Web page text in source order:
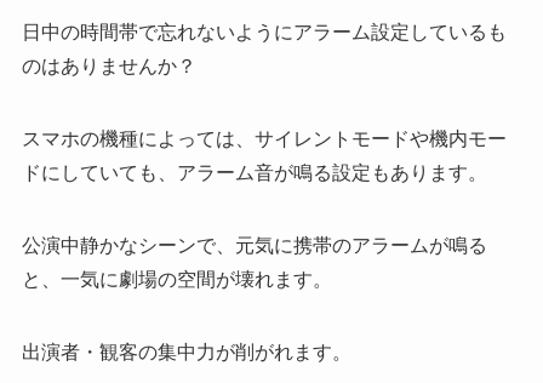
日中の時間帯で忘れないようにアラーム設定しているも
のはありませんか？
スマホの機種によっては、サイレントモードや機内モー
ドにしていても、アラーム音が鳴る設定もあります。
公演中静かなシーンで、元気に携帯のアラームが鳴る
と、一気に劇場の空間が壊れます。
出演者・観客の集中力が削がれます。